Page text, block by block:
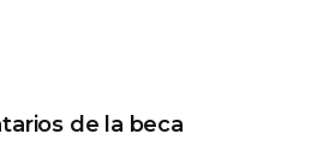
de la beca